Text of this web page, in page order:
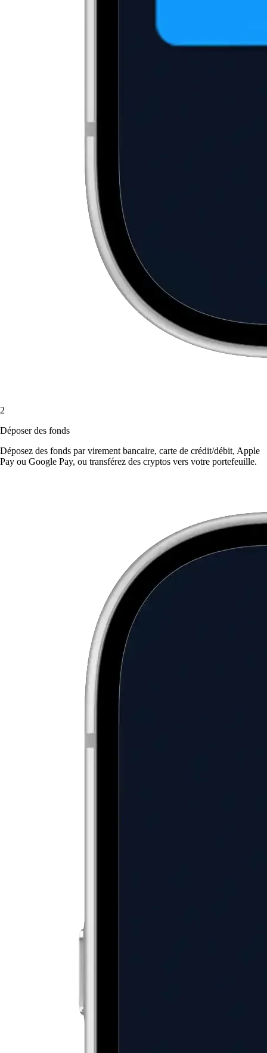
2
Déposer des fonds
Déposez des fonds par virement bancaire, carte de crédit/débit, Apple
Pay ou Google Pay, ou transférez des cryptos vers votre portefeuille.